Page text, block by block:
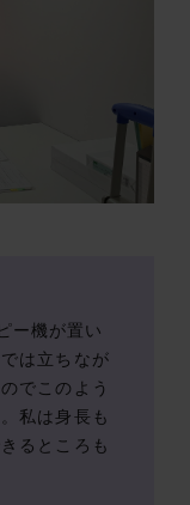
ー機が置い
は立ちなが
でこのよう
私は身長も
るところも